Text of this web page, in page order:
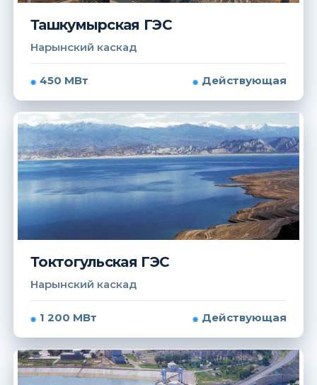
Ташкумырская ГЭС
Нарынский каскад
450 МВт Действующая
Токтогульская ГЭС
Нарынский каскад
1 200 МВт Действующая